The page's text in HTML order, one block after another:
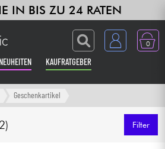
IN BIS ZU 24 RATEN
0
NEUHEITEN KAUFRATGEBER
Geschenkartikel
Filter